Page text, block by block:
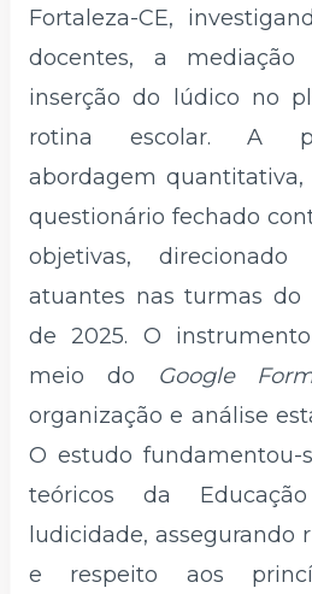
Fortaleza-CE,
docentes, a
inserção do lúdico no
rotina escolar. A
abordagem
questionário fechado
objetivas,
atuantes nas turmas do
de 2025. O
meio do
Google
organização e análise
O estudo fundamentou-
teóricos da
ludicidade, assegurando
e respeito aos